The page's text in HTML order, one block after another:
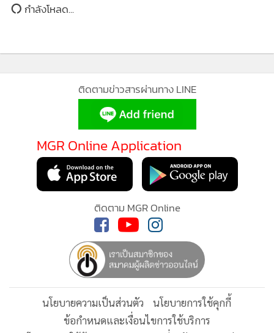
และเป็นกำลังใจให้อดีตผู้ต้องขังที่ตั้งใจประกอบอาชีพสุจริต อีก
และนักมวยไทย สร้างโอกาสให้ผู้พ้นโทษมีงานทำและสามารถ
พึ่งพาตนเองได้อย่างยั่งยืน.
อ่านเพิ่มเติม
กำลังโหลด...